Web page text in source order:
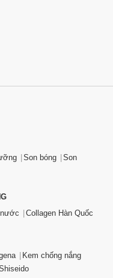
Son bóng
Son
Collagen Hàn Quốc
Kem chống nắng